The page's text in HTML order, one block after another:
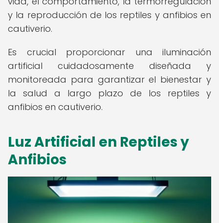
y la reproducción de los reptiles y anfibios en
cautiverio.
Es crucial proporcionar una iluminación
artificial cuidadosamente diseñada y
monitoreada para garantizar el bienestar y
la salud a largo plazo de los reptiles y
anfibios en cautiverio.
Luz Artificial en Reptiles y
Anfibios